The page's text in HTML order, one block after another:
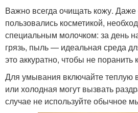
Важно всегда очищать кожу.
пользовались косметикой,
специальным молочком: за день
грязь, пыль — идеальная среда
это аккуратно, чтобы не поранить
Для умывания включайте теплую
или холодная могут вызвать
случае не используйте обычное